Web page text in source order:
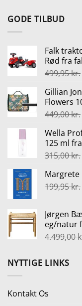
GODE TILBUD
Falk
Rød fra
499,95kr.
Gillian
Flowers
449,00kr.
Wella
125 ml
315,00kr.
Margrete
199,95kr.
Jørgen
eg/natur
4.499,00
NYTTIGE LINKS
Kontakt Os